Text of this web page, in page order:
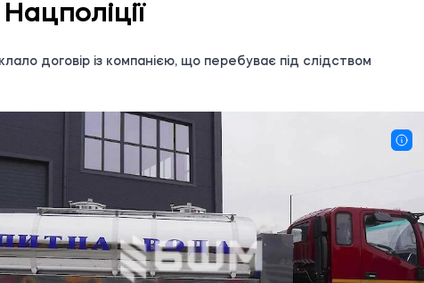
договір із компанією, що перебуває під слідством